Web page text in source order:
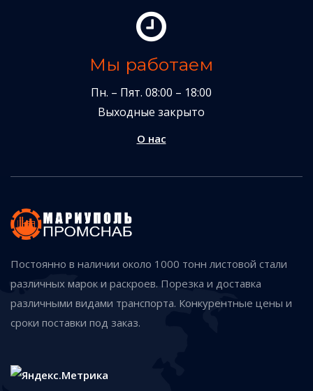
Мы работаем
Пн. – Пят. 08:00 – 18:00
Выходные закрыто
О нас
Постоянно в наличии около 1000 тонн листовой стали
различных марок и раскроев. Порезка и доставка
различными видами транспорта. Конкурентные цены и
сроки поставки под заказ.